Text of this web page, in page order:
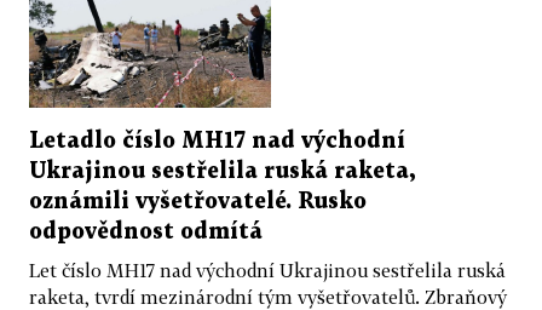
Letadlo číslo MH17 nad východní
Ukrajinou sestřelila ruská raketa,
oznámili vyšetřovatelé. Rusko
odpovědnost odmítá
Let číslo MH17 nad východní Ukrajinou sestřelila ruská
raketa, tvrdí mezinárodní tým vyšetřovatelů. Zbraňový